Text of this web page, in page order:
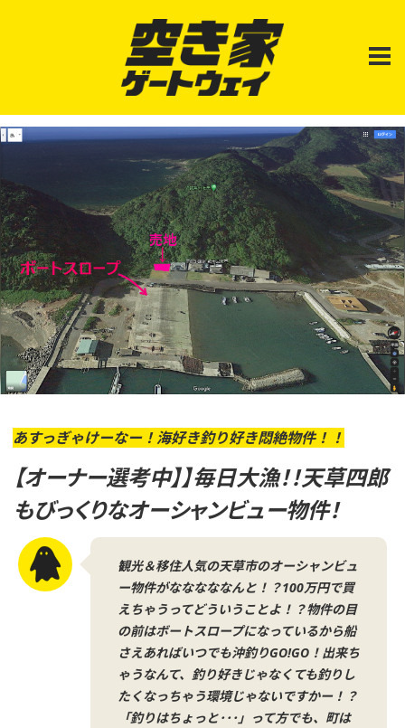
空
き
家
ゲ
ト
ウ
ェ
イ
｜
YADOKARI×
カ
リ
ア
ゲ
JAPAN
本
中
「100
均
空
き
家
物
件」
を
羅
し、
活
用
方
法
を
創
造
す
る
プ
あすっぎゃけーなー！海好き釣り好き悶絶物件！！
【オーナー選考中】】毎日大漁！！天草四郎
もびっくりなオーシャンビュー物件！
観光＆移住人気の天草市のオーシャンビュ
ー物件がなななななんと！？100万円で買
えちゃうってどういうことよ！？物件の目
の前はボートスロープになっているから船
さえあればいつでも沖釣りGO!GO！出来ち
ゃうなんて、釣り好きじゃなくても釣りし
たくなっちゃう環境じゃないですかー！？
「釣りはちょっと･･･」って方でも、町は